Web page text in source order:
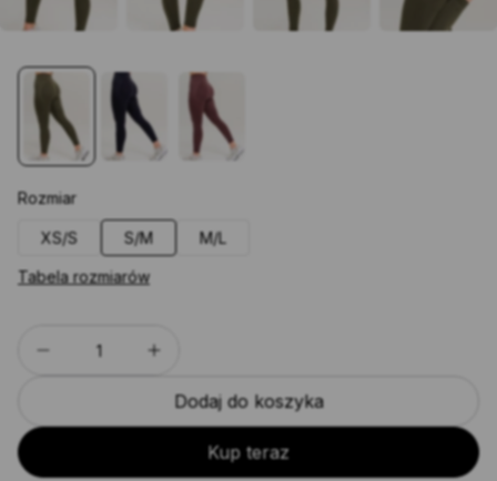
Rozmiar
XS/S S/M M/L
Tabela rozmiarów
Seamless
Deep
Dodaj do koszyka
Kup teraz